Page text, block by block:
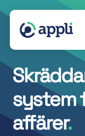
system
affärer.